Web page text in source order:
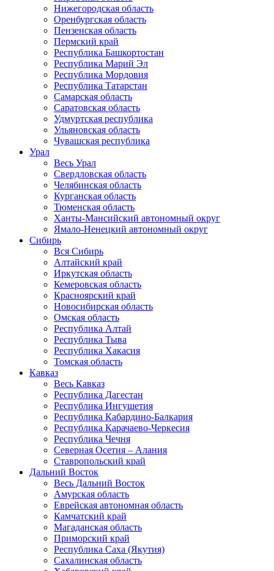
Нижегородская область
Оренбургская область
Пензенская область
Пермский край
Республика Башкортостан
Республика Марий Эл
Республика Мордовия
Республика Татарстан
Самарская область
Саратовская область
Удмуртская республика
Ульяновская область
Чувашская республика
Урал
Весь Урал
Свердловская область
Челябинская область
Курганская область
Тюменская область
Ханты-Мансийский автономный округ
Ямало-Ненецкий автономный округ
Сибирь
Вся Сибирь
Алтайский край
Иркутская область
Кемеровская область
Красноярский край
Новосибирская область
Омская область
Республика Алтай
Республика Тыва
Республика Хакасия
Томская область
Кавказ
Весь Кавказ
Республика Дагестан
Республика Ингушетия
Республика Кабардино-Балкария
Республика Карачаево-Черкесия
Республика Чечня
Северная Осетия – Алания
Ставропольский край
Дальний Восток
Весь Дальний Восток
Амурская область
Еврейская автономная область
Камчатский край
Магаданская область
Приморский край
Республика Саха (Якутия)
Сахалинская область